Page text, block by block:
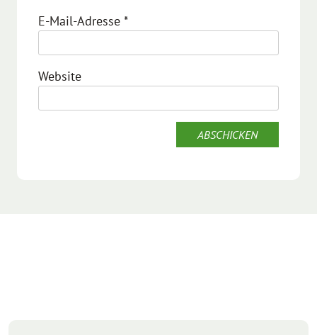
E-Mail-Adresse *
Website